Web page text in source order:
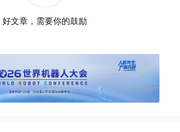
好文章，需要你的鼓励